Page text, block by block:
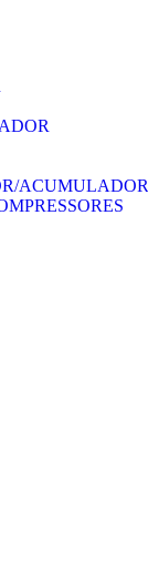
ACUMULADOR